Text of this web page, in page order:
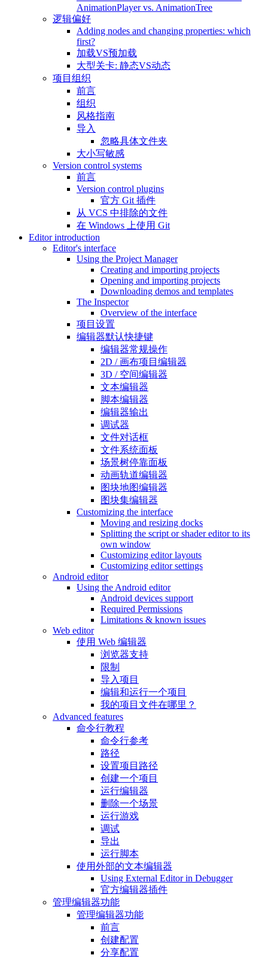
AnimationPlayer vs. AnimationTree
逻辑偏好
Adding nodes and changing properties: which
first?
加载VS预加载
大型关卡: 静态VS动态
项目组织
前言
组织
风格指南
导入
忽略具体文件夹
大小写敏感
Version control systems
前言
Version control plugins
官方 Git 插件
从 VCS 中排除的文件
在 Windows 上使用 Git
Editor introduction
Editor's interface
Using the Project Manager
Creating and importing projects
Opening and importing projects
Downloading demos and templates
The Inspector
Overview of the interface
项目设置
编辑器默认快捷键
编辑器常规操作
2D / 画布项目编辑器
3D / 空间编辑器
文本编辑器
脚本编辑器
编辑器输出
调试器
文件对话框
文件系统面板
场景树停靠面板
动画轨道编辑器
图块地图编辑器
图块集编辑器
Customizing the interface
Moving and resizing docks
Splitting the script or shader editor to its
own window
Customizing editor layouts
Customizing editor settings
Android editor
Using the Android editor
Android devices support
Required Permissions
Limitations & known issues
Web editor
使用 Web 编辑器
浏览器支持
限制
导入项目
编辑和运行一个项目
我的项目文件在哪里？
Advanced features
命令行教程
命令行参考
路径
设置项目路径
创建一个项目
运行编辑器
删除一个场景
运行游戏
调试
导出
运行脚本
使用外部的文本编辑器
Using External Editor in Debugger
官方编辑器插件
管理编辑器功能
管理编辑器功能
前言
创建配置
分享配置